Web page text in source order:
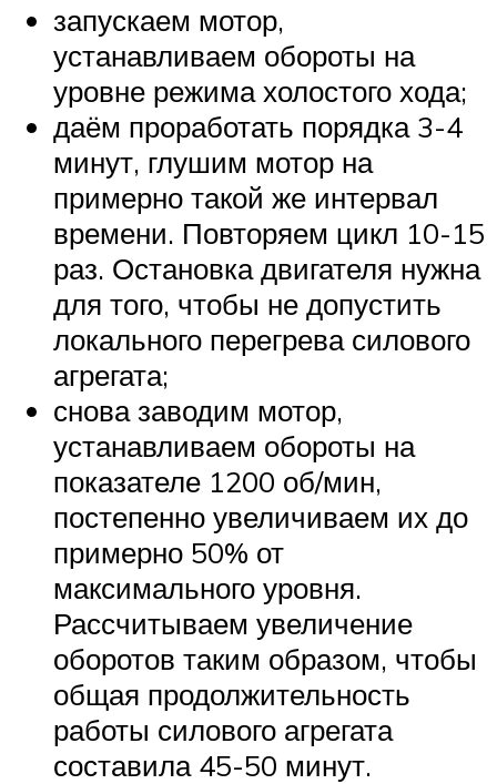
запускаем мотор,
устанавливаем обороты на
уровне режима холостого хода;
даём проработать порядка 3-4
минут, глушим мотор на
примерно такой же интервал
времени. Повторяем цикл 10-15
раз. Остановка двигателя нужна
для того, чтобы не допустить
локального перегрева силового
агрегата;
снова заводим мотор,
устанавливаем обороты на
показателе 1200 об/мин,
постепенно увеличиваем их до
примерно 50% от
максимального уровня.
Рассчитываем увеличение
оборотов таким образом, чтобы
общая продолжительность
работы силового агрегата
составила 45-50 минут.